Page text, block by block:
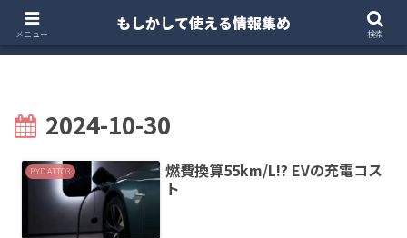
ホーム 注文住宅
2024-10-30
BYD ATTO3
燃費換算55km/L!? EVの充電コス
ト
メニュー
もしかして使える情報集め
検索